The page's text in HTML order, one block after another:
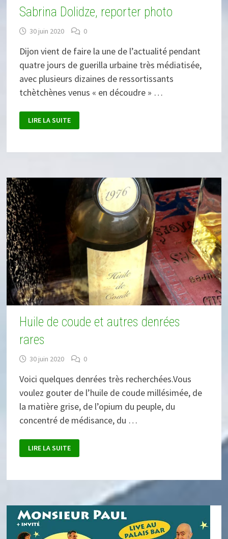
Sabrina Dolidze, reporter photo
30 juin 2020 0
Dijon vient de faire la une de l’actualité pendant
quatre jours de guerilla urbaine très médiatisée,
avec plusieurs dizaines de ressortissants
tchètchènes venus « en découdre » …
SABRINA
DOLIDZE,
REPORTER
LIRE LA SUITE
Huile de coude et autres denrées
rares
30 juin 2020 0
Voici quelques denrées très recherchées.Vous
voulez gouter de l’huile de coude millésimée, de
la matière grise, de l’opium du peuple, du
concentré de médisance, du …
DE
COUDE
DENRÉES
LIRE LA SUITE